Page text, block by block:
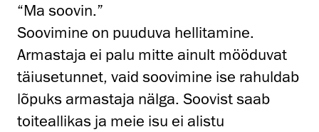
“Ma soovin.”
Soovimine on puuduva hellitamine.
Armastaja ei palu mitte ainult mööduvat
täiusetunnet, vaid soovimine ise rahuldab
lõpuks armastaja nälga. Soovist saab
toiteallikas ja meie isu ei alistu